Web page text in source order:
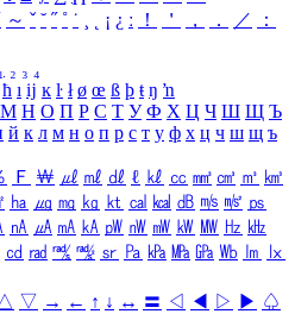
～ ˇ ˘ ˝ ˚ ˙ ¸ ¡ ¿ ː ！ ＇ ， ． ／
：
₁ ₂ ₃ ₄
ħ ı ĳ ĸ ŀ ł ø œ ß þ ŧ ŋ ŉ
М Н О П Р С Т У Ф Х Ц Ч Ш Щ Ъ
й к л м н о п р с т у ф х ц ч ш щ ъ
Ｆ ￦ ㎕ ㎖ ㎗ ℓ ㎘ ㏄ ㎣ ㎤ ㎥ ㎦
㏊ ㎍ ㎎ ㎏ ㏏ ㎈ ㎉ ㏈ ㎧ ㎨ ㎰
㎁ ㎂ ㎃ ㎄ ㎺ ㎻ ㎽ ㎾ ㎿ ㎐ ㎑
㏅ ㎭ ㎮ ㎯ ㏛ ㎩ ㎪ ㎫ ㎬ ㏝ ㏐
㏓
▽ → ← ↑ ↓ ↔ 〓 ◁ ◀ ▷ ▶ ♤